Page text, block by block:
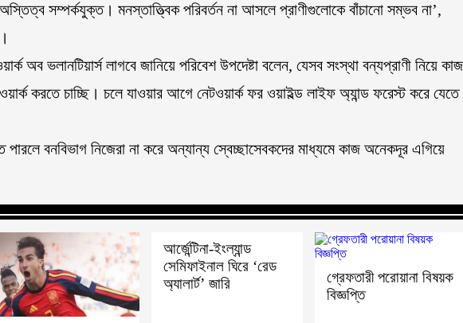
সম্পর্কযুক্ত। মনস্তাত্ত্বিক পরিবর্তন না আসলে প্রাণীগুলোকে বাঁচানো সম্ভব না’,
অব ভলানটিয়ার্স লাগবে জানিয়ে পরিবেশ উপদেষ্টা বলেন, যেসব সংস্থা বন্যপ্রাণী নিয়ে কাজ
করতে চাচ্ছি। চলে যাওয়ার আগে নেটওয়ার্ক ফর ওয়াইল্ড লাইফ অ্যান্ড ফরেস্ট করে যেতে
পারলে বনবিভাগ নিজেরা না করে অন্যান্য স্বেচ্ছাসেবকদের মাধ্যমে কাজ অনেকদূর এগিয়ে
আর্জেন্টিনা-ইংল্যান্ড
সেমিফাইনাল ঘিরে ‘রেড
অ্যালার্ট’ জারি
গ্রেফতারী পরোয়ানা বিষয়ক
বিজ্ঞপ্তি